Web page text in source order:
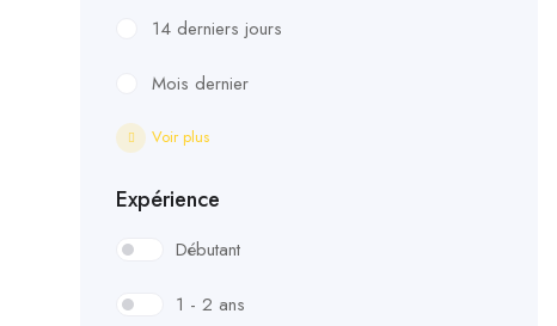
14 derniers jours
Mois dernier
Voir plus
Expérience
Débutant
1 - 2 ans